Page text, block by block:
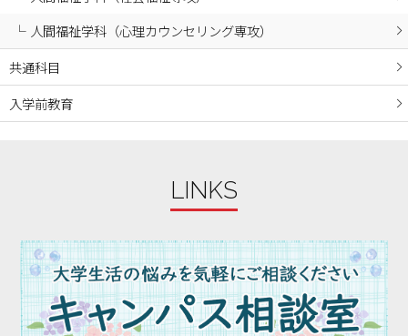
2023年12月
2023年11月
2023年10月
2023年09月
2023年08月
2023年03月
2023年02月
2023年01月
人間福祉学科（心理カウンセリング専攻）
共通科目
入学前教育
LINKS